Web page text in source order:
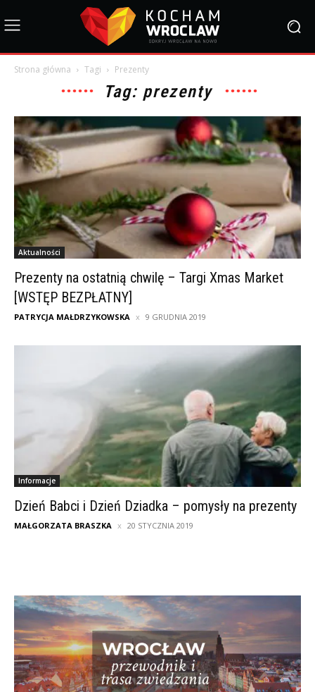
Strona główna Tagi Prezenty
Tag: prezenty
Aktualności
Prezenty na ostatnią chwilę – Targi Xmas Market
[WSTĘP BEZPŁATNY]
PATRYCJA MAŁDRZYKOWSKA 9 GRUDNIA 2019
Informacje
Dzień Babci i Dzień Dziadka – pomysły na prezenty
MAŁGORZATA BRASZKA 20 STYCZNIA 2019